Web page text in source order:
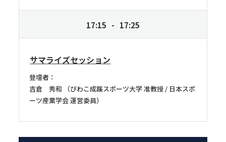
17:15 17:25
サマライズセッション
登壇者：
吉倉 秀和
びわこ成蹊スポーツ大学 准教授 / 日本スポ
ーツ産業学会 運営委員